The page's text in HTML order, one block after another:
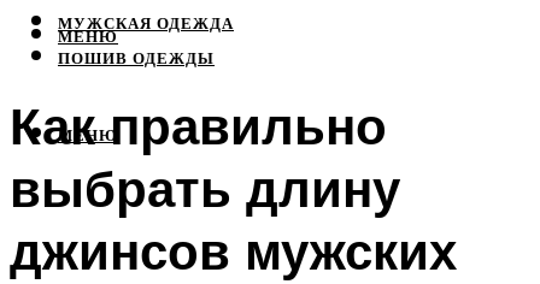
МУЖСКАЯ ОДЕЖДА
ПОШИВ ОДЕЖДЫ
МЕНЮ
МЕНЮ
Как правильно
выбрать длину
джинсов мужских